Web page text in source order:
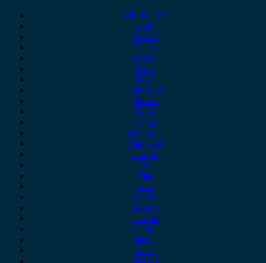
Alfa Romeo
Audi
Austin
Acura
BMW
BYD
Chery
Chevrolet
Citroen
Cupra
Dacia
Daewoo
Daihatsu
Dodge
DS
Fiat
Ford
Geely
Gonow
Honda
Hyundai
Isuzu
iveco
Jaecoo